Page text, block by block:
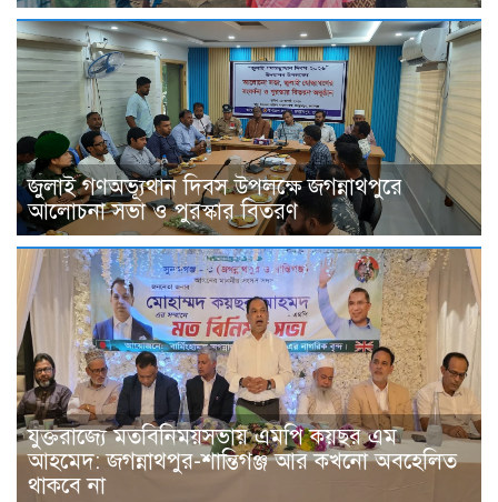
জুলাই গণঅভ্যূথান দিবস উপলক্ষে জগন্নাথপুরে
আলোচনা সভা ও পুরস্কার বিতরণ
যুক্তরাজ্যে মতবিনিময়সভায় এমপি কয়ছর এম
আহমেদ: জগন্নাথপুর-শান্তিগঞ্জ আর কখনো অবহেলিত
থাকবে না